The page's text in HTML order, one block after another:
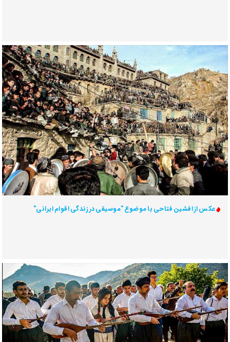
عکس از افشین فتاحی با موضوع "موسیقی در زندگی اقوام ایرانی"